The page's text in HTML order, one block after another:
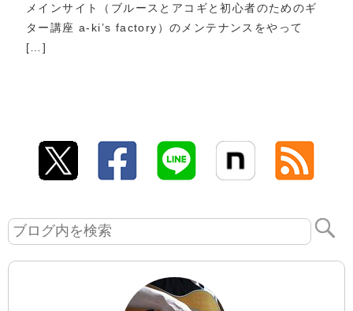
メインサイト（ブルースとアコギと初心者のためのギ
ター講座 a-ki’s factory）のメンテナンスをやって
[…]